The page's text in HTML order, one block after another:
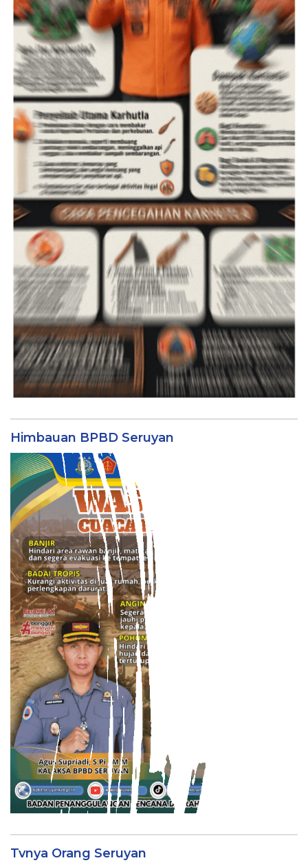
Himbauan BPBD Seruyan
Tvnya Orang Seruyan